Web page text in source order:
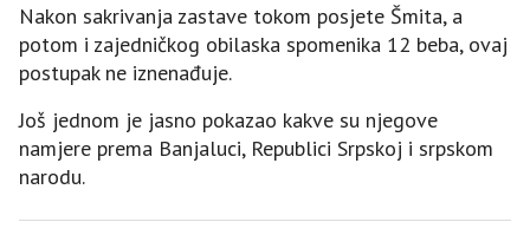
Nakon sakrivanja zastave tokom posjete Šmita, a
potom i zajedničkog obilaska spomenika 12 beba, ovaj
postupak ne iznenađuje.
Јoš jednom je jasno pokazao kakve su njegove
namjere prema Banjaluci, Republici Srpskoj i srpskom
narodu.